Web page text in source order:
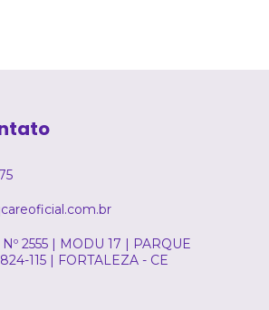
2555 | MODU 17 | PARQUE
115 | FORTALEZA - CE